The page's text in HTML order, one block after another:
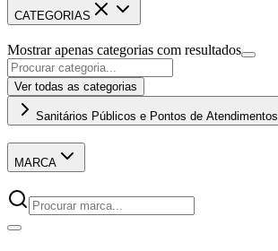
CATEGORIAS
Mostrar apenas categorias com resultados
Ver todas as categorias
Sanitários Públicos e Pontos de Atendimentos
MARCA